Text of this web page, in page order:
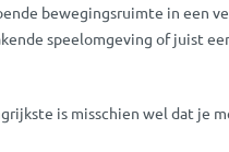
bewegingsruimte in
speelomgeving of juist
is misschien wel dat